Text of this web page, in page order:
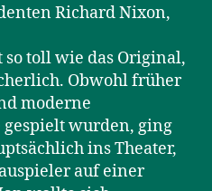
Richard Nixon,
toll wie das Original,
Obwohl früher
moderne
gespielt wurden, ging
ins Theater,
auf einer